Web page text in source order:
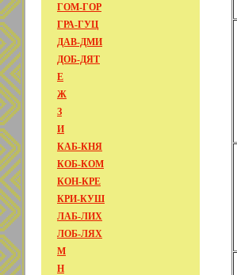
ГОМ-ГОР
ГРА-ГУЦ
ДАВ-ДМИ
ДОБ-ДЯТ
Е
Ж
З
И
КАБ-КНЯ
КОБ-КОМ
КОН-КРЕ
КРИ-КУШ
ЛАБ-ЛИХ
ЛОБ-ЛЯХ
М
Н